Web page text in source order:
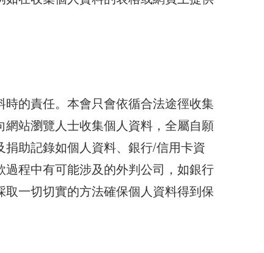
的責任。本會只會依循合法途徑收集
站瀏覽人士收集個人資料，全屬自願
助記錄如個人資料、銀行/信用卡資
程中有可能涉及的外判公司，如銀行
一切切實的方法確保個人資料得到保